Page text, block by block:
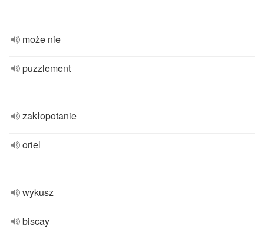
może nie
puzzlement
zakłopotanie
oriel
wykusz
biscay